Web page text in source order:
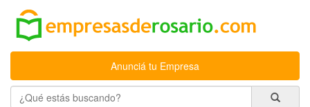
Anunciá tu Empresa